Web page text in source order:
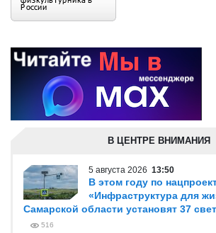
В ЦЕНТРЕ ВНИМАНИЯ
5 августа 2026 13:50
В этом году по
«Инфраструктура для
Самарской области установят 37
516